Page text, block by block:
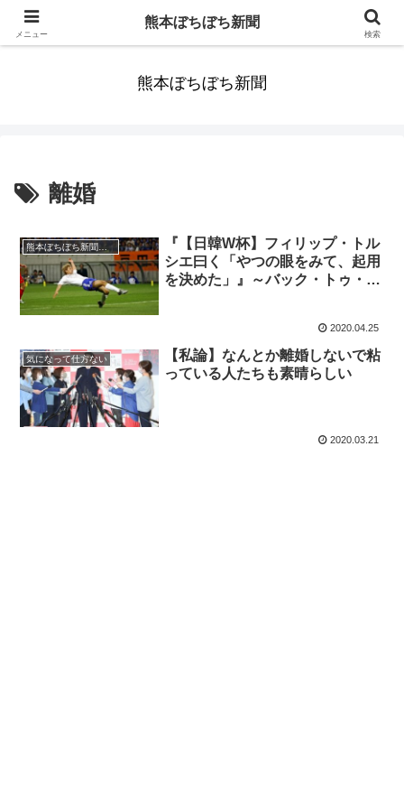
みんなまだ気づかずすごしていたんだわ。ずっといっしょに歩いてゆけるっ
熊本ぼちぼち新聞
離婚
熊本ぼちぼち新聞（全国版）
『【日韓W杯】フィリップ・トル
シエ曰く「やつの眼をみて、起用
を決めた」』～バック・トゥ・
2020.04.25
気になって仕方ない
【私論】なんとか離婚しないで粘
っている人たちも素晴らしい
2020.03.21
メニュー
熊本ぼちぼち新聞
検索